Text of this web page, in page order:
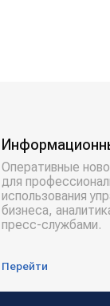
Оперативные
для
использования
бизнеса,
пресс-службами.
Перейти